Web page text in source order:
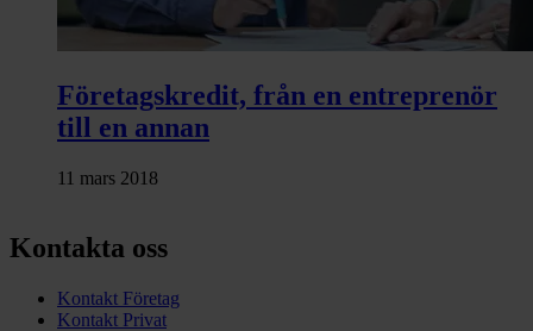
Företagskredit, från en entreprenör
till en annan
11 mars 2018
Kontakta oss
Kontakt Företag
Kontakt Privat